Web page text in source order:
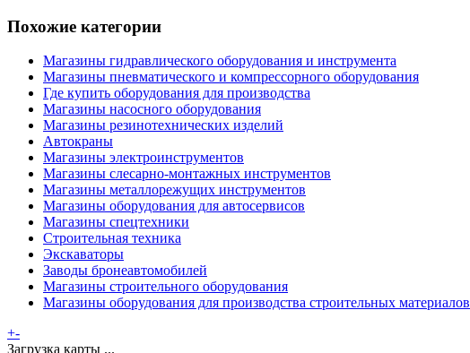
Похожие категории
Магазины гидравлического оборудования и инструмента
Магазины пневматического и компрессорного оборудования
Где купить оборудования для производства
Магазины насосного оборудования
Магазины резинотехнических изделий
Автокраны
Магазины электроинструментов
Магазины слесарно-монтажных инструментов
Магазины металлорежущих инструментов
Магазины оборудования для автосервисов
Магазины спецтехники
Строительная техника
Экскаваторы
Заводы бронеавтомобилей
Магазины строительного оборудования
Магазины оборудования для производства строительных материалов
+-
Загрузка карты ...